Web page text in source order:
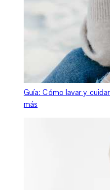
Guía: Cómo la­var y
más